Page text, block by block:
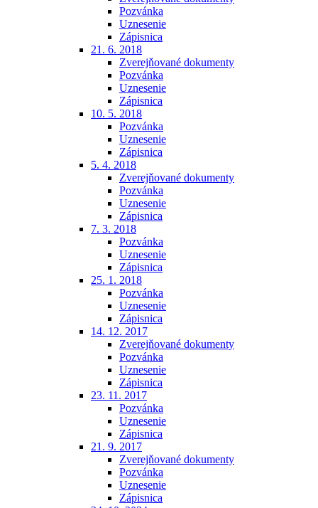
Pozvánka
Uznesenie
Zápisnica
21. 6. 2018
Zverejňované dokumenty
Pozvánka
Uznesenie
Zápisnica
10. 5. 2018
Pozvánka
Uznesenie
Zápisnica
5. 4. 2018
Zverejňované dokumenty
Pozvánka
Uznesenie
Zápisnica
7. 3. 2018
Pozvánka
Uznesenie
Zápisnica
25. 1. 2018
Pozvánka
Uznesenie
Zápisnica
14. 12. 2017
Zverejňované dokumenty
Pozvánka
Uznesenie
Zápisnica
23. 11. 2017
Pozvánka
Uznesenie
Zápisnica
21. 9. 2017
Zverejňované dokumenty
Pozvánka
Uznesenie
Zápisnica